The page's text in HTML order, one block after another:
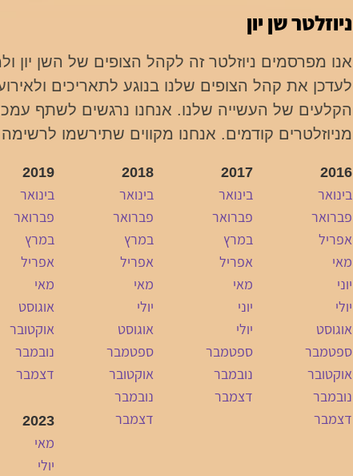
ניוזלטר שן יון
אנו מפרסמים ניוזלטר זה לקהל הצופים של השן יון
לעדכן את קהל הצופים שלנו בנוגע לתאריכים
הקלעים של העשייה שלנו. אנחנו נרגשים לשתף
מניוזלטרים קודמים. אנחנו מקווים שתירשמו לרשימה
2016
בינואר
פברואר
אפריל
מאי
יוני
יולי
אוגוסט
ספטמבר
אוקטובר
נובמבר
דצמבר
2017
בינואר
פברואר
במרץ
אפריל
מאי
יוני
יולי
ספטמבר
נובמבר
דצמבר
2018
בינואר
פברואר
במרץ
אפריל
מאי
יולי
אוגוסט
ספטמבר
אוקטובר
נובמבר
דצמבר
2019
בינואר
פברואר
במרץ
אפריל
מאי
אוגוסט
אוקטובר
נובמבר
דצמבר
2023
מאי
יולי